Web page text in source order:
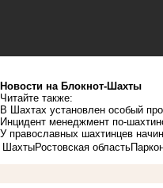
Новости на Блoкнoт-Шахты
Читайте также:
В Шахтах установлен особый
Инцидент менеджмент по-
У православных шахтинцев
ШахтыРостовская область